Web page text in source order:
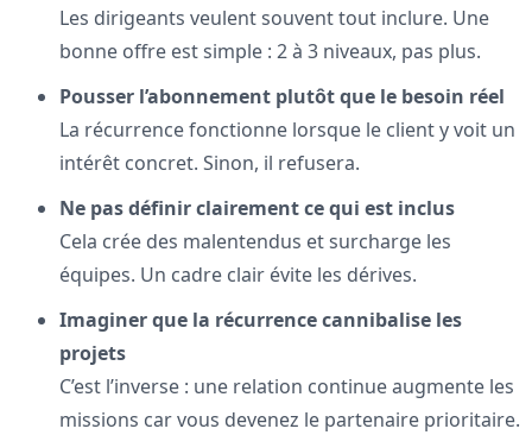
Les dirigeants veulent souvent tout inclure. Une
bonne offre est simple : 2 à 3 niveaux, pas plus.
Pousser l’abonnement plutôt que le besoin réel
La récurrence fonctionne lorsque le client y voit un
intérêt concret. Sinon, il refusera.
Ne pas définir clairement ce qui est inclus
Cela crée des malentendus et surcharge les
équipes. Un cadre clair évite les dérives.
Imaginer que la récurrence cannibalise les
projets
C’est l’inverse : une relation continue augmente les
missions car vous devenez le partenaire prioritaire.